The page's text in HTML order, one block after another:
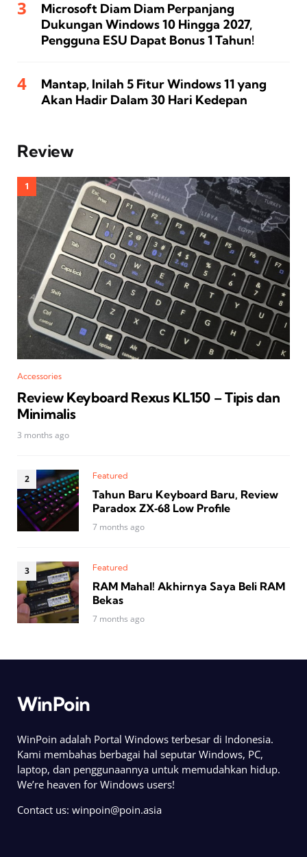
Microsoft Diam Diam Perpanjang
Dukungan Windows 10 Hingga 2027,
Pengguna ESU Dapat Bonus 1 Tahun!
Mantap, Inilah 5 Fitur Windows 11 yang
Akan Hadir Dalam 30 Hari Kedepan
Review
Accessories
Review Keyboard Rexus KL150 – Tipis dan
Minimalis
3 months ago
Featured
Tahun Baru Keyboard Baru, Review
Paradox ZX‑68 Low Profile
7 months ago
Featured
RAM Mahal! Akhirnya Saya Beli RAM
Bekas
7 months ago
WinPoin
WinPoin adalah Portal Windows terbesar di Indonesia.
Kami membahas berbagai hal seputar Windows, PC,
laptop, dan penggunaannya untuk memudahkan hidup.
We’re heaven for Windows users!
Contact us: winpoin@poin.asia